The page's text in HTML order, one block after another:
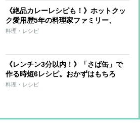
《絶品カレーレシピも！》ホットクッ
ク愛用歴5年の料理家ファミリー、
「パパ、ママ、小6娘のイチ押しレシ
料理・レシピ
《レンチン3分以内！》「さば缶」で
作る時短6レシピ。おかずはもちろ
ん、サンドもごはん系もおまかせ！
料理・レシピ